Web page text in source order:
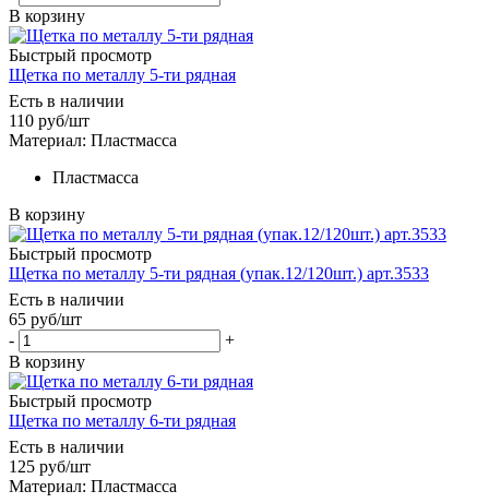
В корзину
Быстрый просмотр
Щетка по металлу 5-ти рядная
Есть в наличии
110 руб/шт
Материал: Пластмасса
Пластмасса
В корзину
Быстрый просмотр
Щетка по металлу 5-ти рядная (упак.12/120шт.) арт.3533
Есть в наличии
65 руб/шт
-
+
В корзину
Быстрый просмотр
Щетка по металлу 6-ти рядная
Есть в наличии
125 руб/шт
Материал: Пластмасса